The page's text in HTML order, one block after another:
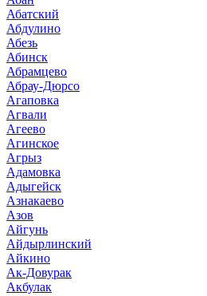
Абатский
Абдулино
Абезь
Абинск
Абрамцево
Абрау-Дюрсо
Агаповка
Агвали
Агеево
Агинское
Агрыз
Адамовка
Адыгейск
Азнакаево
Азов
Айгунь
Айдырлинский
Айкино
Ак-Довурак
Акбулак